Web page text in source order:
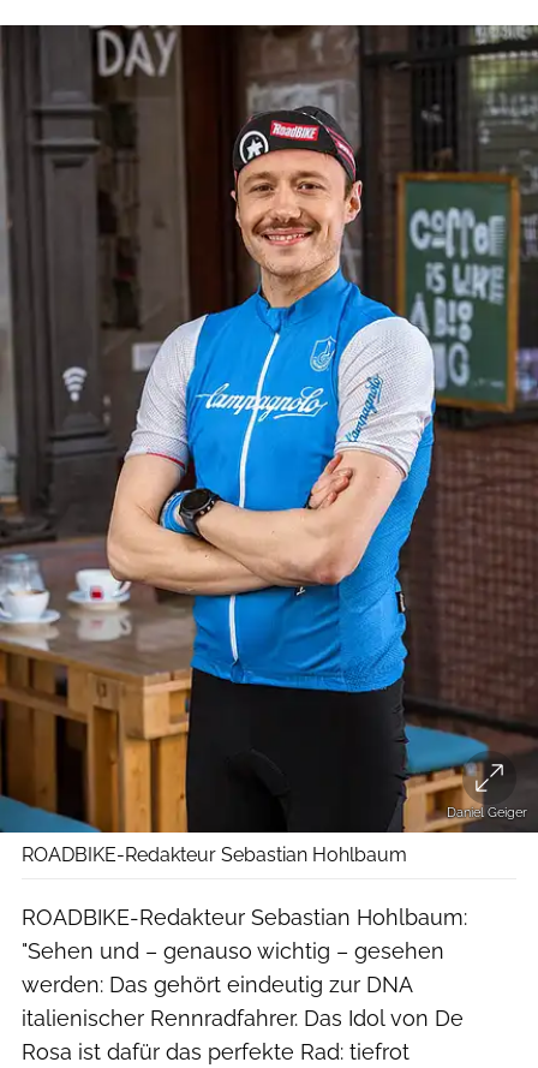
Daniel Geiger
ROADBIKE-Redakteur Sebastian Hohlbaum
ROADBIKE-Redakteur Sebastian Hohlbaum:
"Sehen und – genauso wichtig – gesehen
werden: Das gehört eindeutig zur DNA
italienischer Rennradfahrer. Das Idol von De
Rosa ist dafür das perfekte Rad: tiefrot